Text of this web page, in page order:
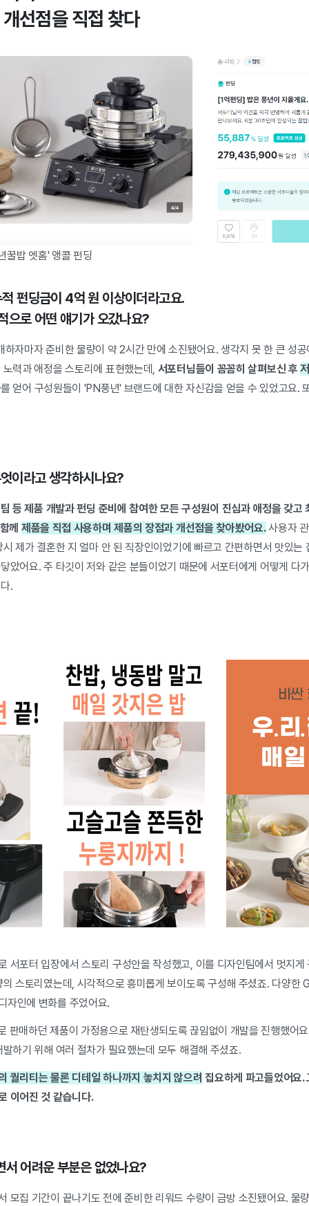
선점을 직접 찾다
꿀밥 엣홈' 앵콜 펀딩
펀딩금이 4억 원 이상이더라고요.
으로 어떤 얘기가 오갔나요?
하자마자 준비한 물량이 약 2시간 만에 소진됐어요. 생각지 못 한 큰 성
력과 애정을 스토리에 표현했는데, 서포터님들이 꼼꼼히 살펴보신 후
얻어 구성원들이 'PN풍년' 브랜드에 대한 자신감을 얻을 수 있었고요.
이라고 생각하시나요?
등 제품 개발과 펀딩 준비에 참여한 모든 구성원이 진심과 애정을 갖고
께 제품을 직접 사용하며 제품의 장점과 개선점을 찾아봤어요.사용자
제가 결혼한 지 얼마 안 된 직장인이었기에 빠르고 간편하면서 맛있는
았어요. 주 타깃이 저와 같은 분들이었기 때문에 서포터에게 어떻게 다
.
서포터 입장에서 스토리 구성안을 작성했고, 이를 디자인팀에서 멋지
스토리였는데, 시각적으로 흥미롭게 보이도록 구성해 주셨죠. 다양한
자인에 변화를 주었어요.
판매하던 제품이 가정용으로 재탄생되도록 끊임없이 개발을 진행했어
하기 위해 여러 절차가 필요했는데 모두 해결해 주셨죠.
퀄리티는 물론 디테일 하나까지 놓치지 않으려 집요하게 파고들었어요.
이어진 것 같습니다.
서 어려운 부분은 없었나요?
모집 기간이 끝나기도 전에 준비한 리워드 수량이 금방 소진됐어요. 물